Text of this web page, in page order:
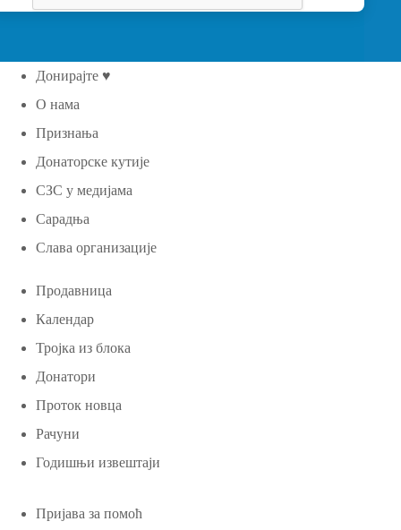
Донирајте ♥
О нама
Признања
Донаторске кутије
СЗС у медијама
Сарадња
Слава организације
Продавница
Календар
Тројка из блока
Донатори
Проток новца
Рачуни
Годишњи извештаји
Пријава за помоћ